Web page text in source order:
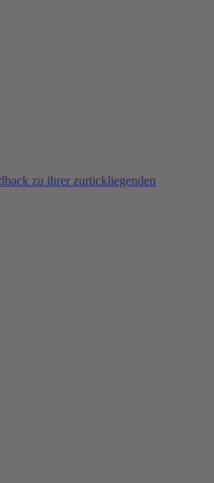
zu ihrer zurückliegenden